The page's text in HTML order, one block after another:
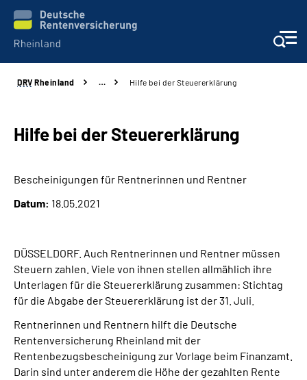
Aktuelles
Beratung und Kontakt
Klinikverbund
Über uns
Inhalte in Gebärdensprache (DGS)
DRV Rheinland … Hilfe bei der Steuererklärung
Hilfe bei der Steuererklärung
Bescheinigungen für Rentnerinnen und Rentner
Datum: 18.05.2021
DÜSSELDORF. Auch Rentnerinnen und Rentner müssen
Steuern zahlen. Viele von ihnen stellen allmählich ihre
Unterlagen für die Steuererklärung zusammen: Stichtag
für die Abgabe der Steuererklärung ist der 31. Juli.
Rentnerinnen und Rentnern hilft die Deutsche
Rentenversicherung Rheinland mit der
Rentenbezugsbescheinigung zur Vorlage beim Finanzamt.
Darin sind unter anderem die Höhe der gezahlten Rente